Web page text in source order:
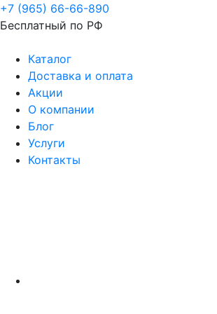
+7 (965) 66-66-890
Бесплатный по РФ
Каталог
Доставка и оплата
Акции
О компании
Блог
Услуги
Контакты